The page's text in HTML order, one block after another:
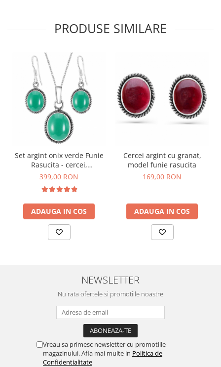
PRODUSE SIMILARE
Set argint onix verde Funie
Rasucita - cercei,
pandantiv, lantisor
399,00 RON
ADAUGA IN COS
Cercei argint cu granat,
model funie rasucita
169,00 RON
ADAUGA IN COS
NEWSLETTER
Nu rata ofertele si promotiile noastre
Vreau sa primesc newsletter cu promotiile
magazinului. Afla mai multe in Politica de
Confidentialitate